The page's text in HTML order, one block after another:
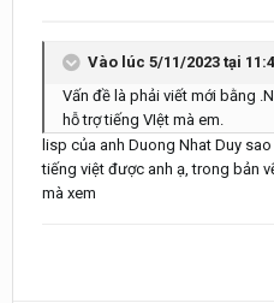
Vào lúc 5/11/2023 tại
Vấn đề là phải viết mới bằng
hỗ trợ tiếng VIệt mà em.
lisp của anh Duong Nhat Duy
tiếng việt được anh ạ, trong bản
mà xem